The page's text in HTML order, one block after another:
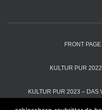
FRONT PAGE
KULTUR PUR
KULTUR PUR 2023 – DAS